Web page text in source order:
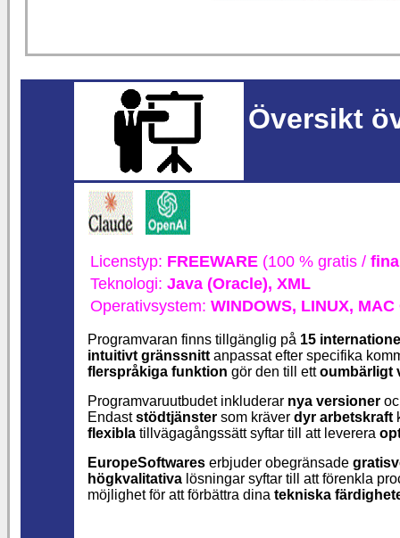
Översikt
Licenstyp: FREEWARE (100 % gratis /
Teknologi: Java (Oracle), XML
Operativsystem: WINDOWS, LINUX, MAC
Programvaran finns tillgänglig på 15
intuitivt gränssnitt anpassat efter specifika
flerspråkiga funktion gör den till ettoumbärligt
Programvaruutbudet inkluderar nya versioner
Endaststödtjänster som kräver dyr arbetskraft
flexibla tillvägagångssätt syftar till att leverera
EuropeSoftwares erbjuder obegränsade
högkvalitativa lösningar syftar till att förenkla
möjlighet för att förbättra dina tekniska